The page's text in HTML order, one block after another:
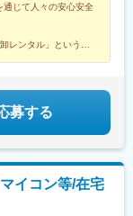
山梨営業所・機材セ
＞■太田センター/営
センター/愛知県海部
通じて人々の安心安全
レンタル」というニ
募する
イコン等/在宅